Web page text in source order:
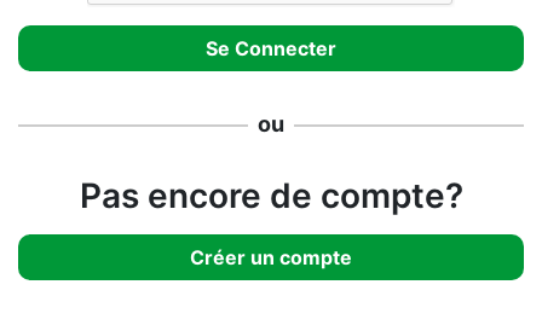
ou
Pas encore de compte?
Créer un compte